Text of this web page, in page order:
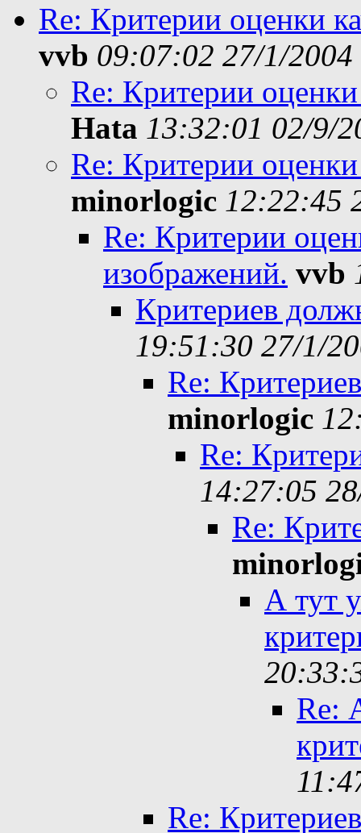
Re: Критерии оценки
vvb 09:07:02 27/1/2004
Re: Критерии
Hata 13:32:01 02/9/
Re: Критерии
minorlogic 12:22:45
Re: Критерии
изображений. vvb
Критериев
19:51:30 27/1/
Re:
minorlogic
Re:
14:27:05
Re:
А тут
Re:
Re: